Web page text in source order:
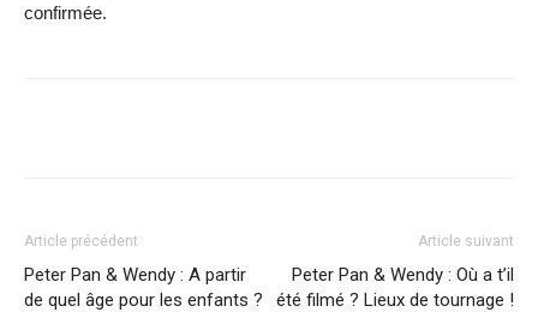
confirmée.
Article précédent
Peter Pan & Wendy : A partir
de quel âge pour les enfants ?
Article suivant
Peter Pan & Wendy : Où a t’il
été filmé ? Lieux de tournage !